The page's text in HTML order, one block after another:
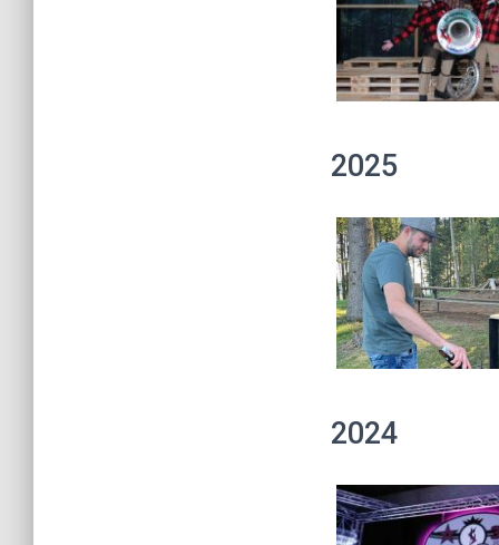
2025
2024